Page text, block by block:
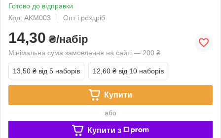
Готово до відправки
Код: AKM003
Опт і роздріб
14,30 ₴/набір
Мінімальна сума замовлення на сайті — 200 ₴
13,50 ₴ від 5 наборів 12,60 ₴ від 10 наборів
Купити
або
Купити з